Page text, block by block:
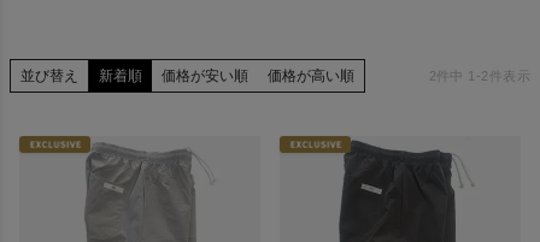
並び替え 新着順 価格が安い順 価格が高い順 2件中 1 -2 件表示